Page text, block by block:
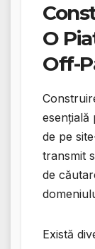
O
Off-
esențială
de pe
transmit
de
Există